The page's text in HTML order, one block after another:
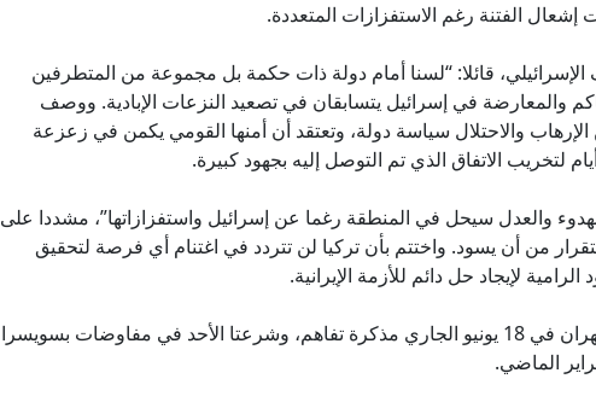
الفتنة رغم الاستفزازات المتعددة.
قائلا: “لسنا أمام دولة ذات حكمة بل مجموعة من المتطرفين
والمعارضة في إسرائيل يتسابقان في تصعيد النزعات الإبادية. ووصف
والاحتلال سياسة دولة، وتعتقد أن أمنها القومي يكمن في زعزعة
لتخريب الاتفاق الذي تم التوصل إليه بجهود كبيرة.
والعدل سيحل في المنطقة رغما عن إسرائيل واستفزازاتها”، مشددا على
من أن يسود. واختتم بأن تركيا لن تتردد في اغتنام أي فرصة لتحقيق
لإيجاد حل دائم للأزمة الإيرانية.
ويأتي ذلك فيما وقعت واشنطن وطهران في 18 يونيو الجاري مذكرة تفاهم، وشرعتا الأحد في مفاوضات بسويسرا